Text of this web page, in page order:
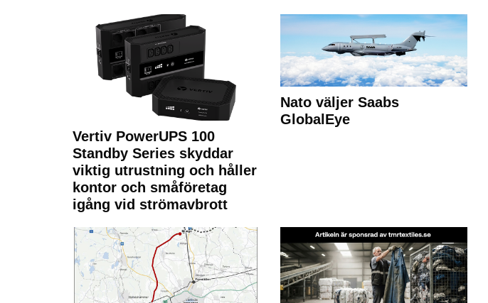
Vertiv PowerUPS 100
Standby Series skyddar
viktig utrustning och håller
kontor och småföretag
igång vid strömavbrott
Nato väljer Saabs
GlobalEye